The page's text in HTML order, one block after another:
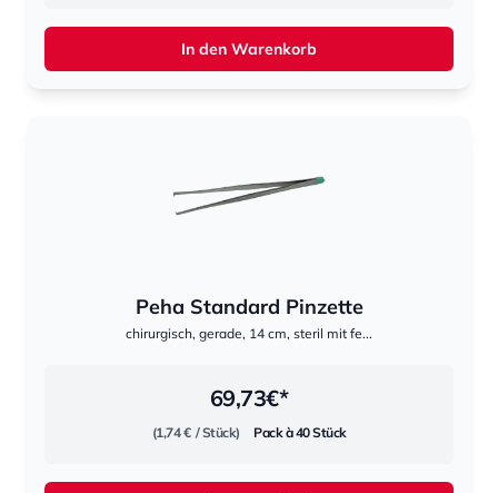
In den Warenkorb
Peha Standard Pinzette
chirurgisch, gerade, 14 cm, steril mit fe...
69,73€*
(1,74 € / Stück) Pack à 40 Stück